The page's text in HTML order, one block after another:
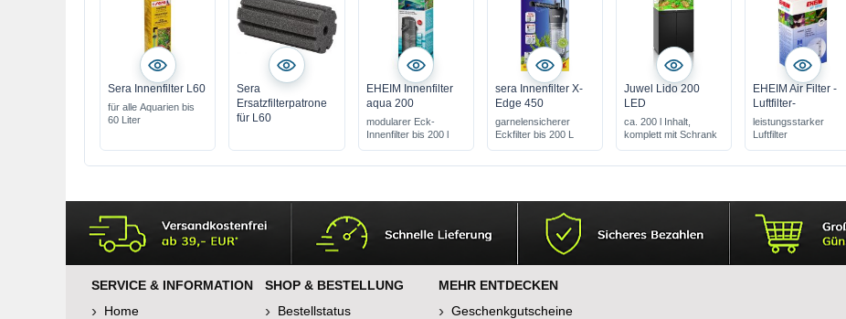
Sera Innenfilter L60
für alle Aquarien bis
60 Liter
Sera
Ersatzfilterpatrone
für L60
EHEIM Innenfilter
aqua 200
modularer Eck-
Innenfilter bis 200 l
sera Innenfilter X-
Edge 450
garnelensicherer
Eckfilter bis 200 L
Juwel Lido 200
LED
ca. 200 l Inhalt,
komplett mit Schrank
EHEIM Air Filter -
Luftfilter-
leistungsstarker
Luftfilter
SERVICE & INFORMATION
Home
SHOP & BESTELLUNG
Bestellstatus
MEHR ENTDECKEN
Geschenkgutscheine